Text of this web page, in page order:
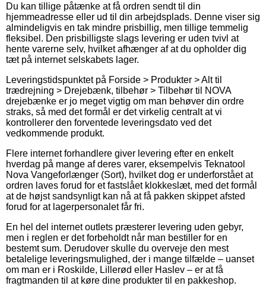
Du kan tillige påtænke at få ordren sendt til din
hjemmeadresse eller ud til din arbejdsplads. Denne viser sig
almindeligvis en tak mindre prisbillig, men tillige temmelig
fleksibel. Den prisbilligste slags levering er uden tvivl at
hente varerne selv, hvilket afhænger af at du opholder dig
tæt på internet selskabets lager.
Leveringstidspunktet på Forside > Produkter > Alt til
trædrejning > Drejebænk, tilbehør > Tilbehør til NOVA
drejebænke er jo meget vigtig om man behøver din ordre
straks, så med det formål er det virkelig centralt at vi
kontrollerer den forventede leveringsdato ved det
vedkommende produkt.
Flere internet forhandlere giver levering efter en enkelt
hverdag på mange af deres varer, eksempelvis Teknatool
Nova Vangeforlænger (Sort), hvilket dog er underforstået at
ordren laves forud for et fastslået klokkeslæt, med det formål
at de højst sandsynligt kan nå at få pakken skippet afsted
forud for at lagerpersonalet får fri.
En hel del internet outlets præsterer levering uden gebyr,
men i reglen er det forbeholdt når man bestiller for en
bestemt sum. Derudover skulle du overveje den mest
betalelige leveringsmulighed, der i mange tilfælde – uanset
om man er i Roskilde, Lillerød eller Haslev – er at få
fragtmanden til at køre dine produkter til en pakkeshop.